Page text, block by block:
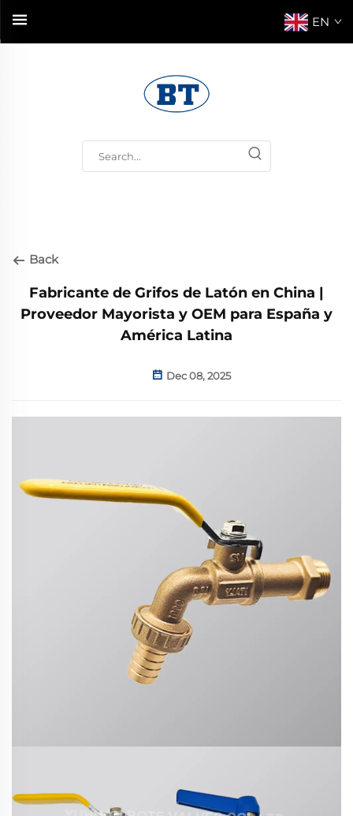
EN
Back
Fabricante de Grifos de Latón en China |
Proveedor Mayorista y OEM para España y
América Latina
Dec 08, 2025